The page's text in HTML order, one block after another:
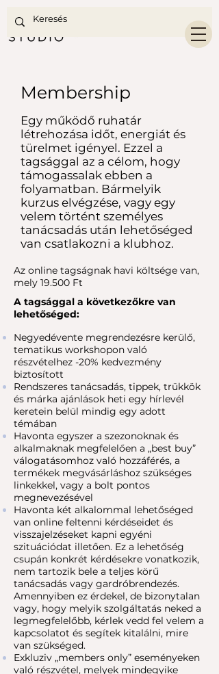
Membership
Egy működő ruhatár
létrehozása időt, energiát és
türelmet igényel. Ezzel a
tagsággal az a célom, hogy
támogassalak ebben a
folyamatban. Bármelyik
kurzus elvégzése, vagy egy
velem történt személyes
tanácsadás után lehetőséged
van csatlakozni a klubhoz.
Az online tagságnak havi költsége van,
mely 19.500 Ft
A tagsággal a következőkre van
lehetőséged:
Negyedévente megrendezésre kerülő,
tematikus workshopon való
részvételhez -20% kedvezmény
biztosított
Rendszeres tanácsadás, tippek, trükkök
és márka ajánlások heti egy hírlevél
keretein belül mindig egy adott
témában
Havonta egyszer a szezonoknak és
alkalmaknak megfelelően a „best buy”
válogatásomhoz való hozzáférés, a
termékek megvásárláshoz szükséges
linkekkel, vagy a bolt pontos
megnevezésével
Havonta két alkalommal lehetőséged
van online feltenni kérdéseidet és
visszajelzéseket kapni egyéni
szituációdat illetően. Ez a lehetőség
csupán konkrét kérdésekre vonatkozik,
nem tartozik bele a teljes körű
tanácsadás vagy gardróbrendezés.
Amennyiben ez érdekel, de bizonytalan
vagy, hogy melyik szolgáltatás neked a
legmegfelelőbb, kérlek vedd fel velem a
kapcsolatot és segítek kitalálni, mire
van szükséged.
Exkluziv „members only” eseményeken
való részvétel, melyek mindegyike